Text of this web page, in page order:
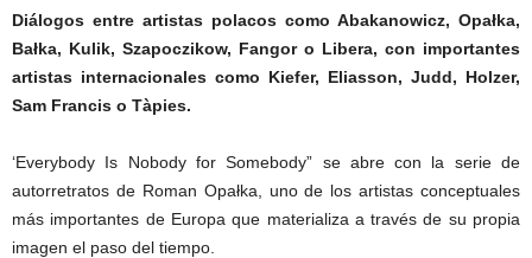
Diálogos entre artistas polacos como Abakanowicz, Opałka,
Bałka, Kulik, Szapoczikow, Fangor o Libera, con importantes
artistas internacionales como Kiefer, Eliasson, Judd, Holzer,
Sam Francis o Tàpies.
‘Everybody Is Nobody for Somebody” se abre con la serie de
autorretratos de Roman Opałka, uno de los artistas conceptuales
más importantes de Europa que materializa a través de su propia
imagen el paso del tiempo.